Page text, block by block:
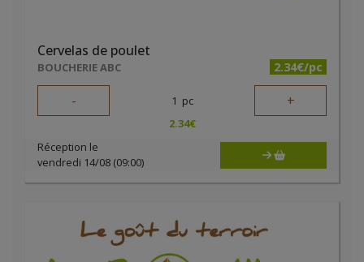
Cervelas de poulet
BOUCHERIE ABC 2.34€/pc
- 1 pc +
2.34€
Réception le
vendredi 14/08 (09:00)